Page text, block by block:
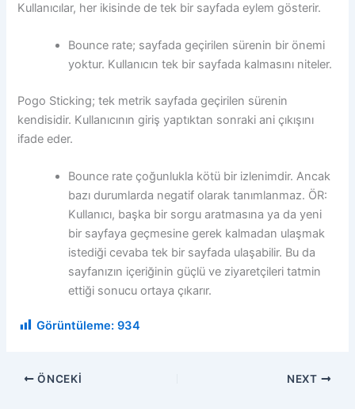
Kullanıcılar, her ikisinde de tek bir sayfada eylem gösterir.
Bounce rate; sayfada geçirilen sürenin bir önemi
yoktur. Kullanıcın tek bir sayfada kalmasını niteler.
Pogo Sticking; tek metrik sayfada geçirilen sürenin
kendisidir. Kullanıcının giriş yaptıktan sonraki ani çıkışını
ifade eder.
Bounce rate çoğunlukla kötü bir izlenimdir. Ancak
bazı durumlarda negatif olarak tanımlanmaz. ÖR:
Kullanıcı, başka bir sorgu aratmasına ya da yeni
bir sayfaya geçmesine gerek kalmadan ulaşmak
istediği cevaba tek bir sayfada ulaşabilir. Bu da
sayfanızın içeriğinin güçlü ve ziyaretçileri tatmin
ettiği sonucu ortaya çıkarır.
Görüntüleme: 934
ÖNCEKI NEXT